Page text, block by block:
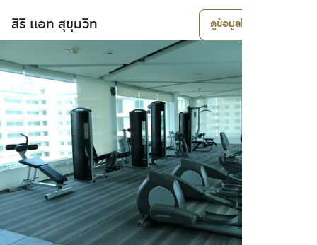
สิริ แอท สุขุมวิท ดูข้อมูลโครงการ